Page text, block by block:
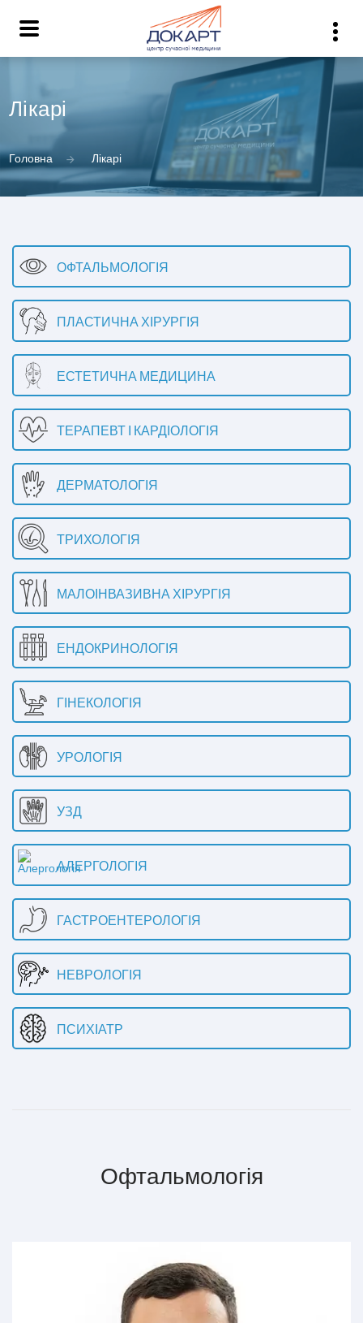
Лікарі
Головна Лікарі
ОФТАЛЬМОЛОГІЯ
ПЛАСТИЧНА ХІРУРГІЯ
ЕСТЕТИЧНА МЕДИЦИНА
ТЕРАПЕВТ І КАРДІОЛОГІЯ
ДЕРМАТОЛОГІЯ
ТРИХОЛОГІЯ
МАЛОІНВАЗИВНА ХІРУРГІЯ
ЕНДОКРИНОЛОГІЯ
ГІНЕКОЛОГІЯ
УРОЛОГІЯ
УЗД
АЛЕРГОЛОГІЯ
ГАСТРОЕНТЕРОЛОГІЯ
НЕВРОЛОГІЯ
ПСИХІАТР
Офтальмологія